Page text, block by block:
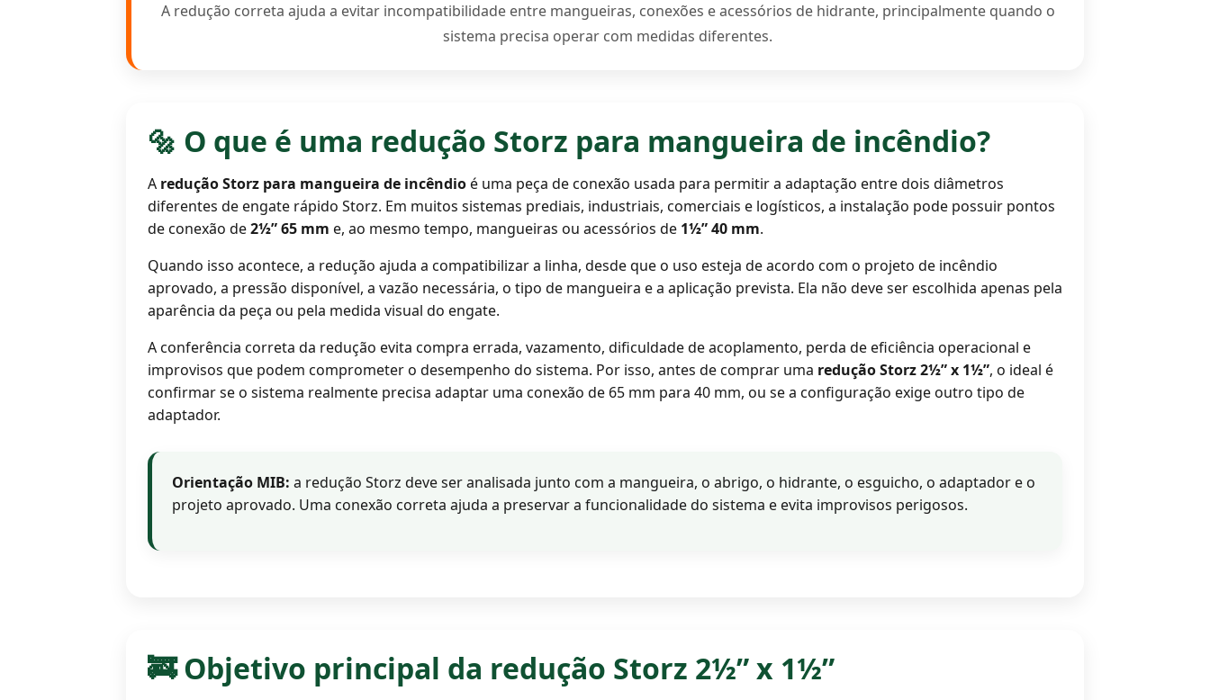
A redução correta ajuda a evitar incompatibilidade entre mangueiras, conexões e acessórios de hidrante, principalmente quando o
sistema precisa operar com medidas diferentes.
🔩 O que é uma redução Storz para mangueira de incêndio?
A redução Storz para mangueira de incêndioé uma peça de conexão usada para permitir a adaptação entre dois diâmetros
diferentes de engate rápido Storz. Em muitos sistemas prediais, industriais, comerciais e logísticos, a instalação pode possuir pontos
de conexão de2½” 65 mm e, ao mesmo tempo, mangueiras ou acessórios de 1½” 40 mm.
Quando isso acontece, a redução ajuda a compatibilizar a linha, desde que o uso esteja de acordo com o projeto de incêndio
aprovado, a pressão disponível, a vazão necessária, o tipo de mangueira e a aplicação prevista. Ela não deve ser escolhida apenas pela
aparência da peça ou pela medida visual do engate.
A conferência correta da redução evita compra errada, vazamento, dificuldade de acoplamento, perda de eficiência operacional e
improvisos que podem comprometer o desempenho do sistema. Por isso, antes de comprar uma redução Storz 2½” x 1½”, o ideal é
confirmar se o sistema realmente precisa adaptar uma conexão de 65 mm para 40 mm, ou se a configuração exige outro tipo de
adaptador.
Orientação MIB: a redução Storz deve ser analisada junto com a mangueira, o abrigo, o hidrante, o esguicho, o adaptador e o
projeto aprovado. Uma conexão correta ajuda a preservar a funcionalidade do sistema e evita improvisos perigosos.
🚒 Objetivo principal da redução Storz 2½” x 1½”